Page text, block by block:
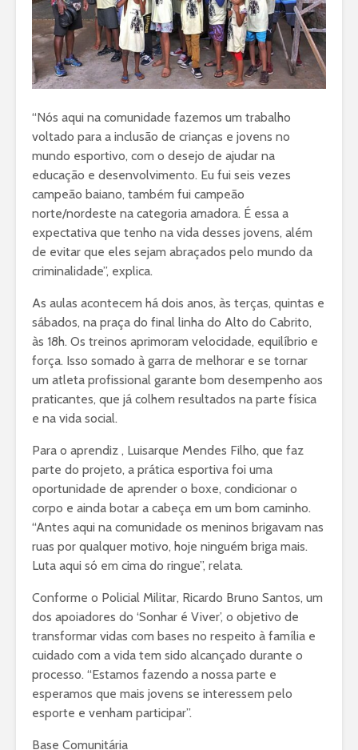
“Nós aqui na comunidade fazemos um trabalho
voltado para a inclusão de crianças e jovens no
mundo esportivo, com o desejo de ajudar na
educação e desenvolvimento. Eu fui seis vezes
campeão baiano, também fui campeão
norte/nordeste na categoria amadora. É essa a
expectativa que tenho na vida desses jovens, além
de evitar que eles sejam abraçados pelo mundo da
criminalidade”, explica.
As aulas acontecem há dois anos, às terças, quintas e
sábados, na praça do final linha do Alto do Cabrito,
às 18h. Os treinos aprimoram velocidade, equilíbrio e
força. Isso somado à garra de melhorar e se tornar
um atleta profissional garante bom desempenho aos
praticantes, que já colhem resultados na parte física
e na vida social.
Para o aprendiz , Luisarque Mendes Filho, que faz
parte do projeto, a prática esportiva foi uma
oportunidade de aprender o boxe, condicionar o
corpo e ainda botar a cabeça em um bom caminho.
“Antes aqui na comunidade os meninos brigavam nas
ruas por qualquer motivo, hoje ninguém briga mais.
Luta aqui só em cima do ringue”, relata.
Conforme o Policial Militar, Ricardo Bruno Santos, um
dos apoiadores do ‘Sonhar é Viver’, o objetivo de
transformar vidas com bases no respeito à família e
cuidado com a vida tem sido alcançado durante o
processo. “Estamos fazendo a nossa parte e
esperamos que mais jovens se interessem pelo
esporte e venham participar”.
Base Comunitária